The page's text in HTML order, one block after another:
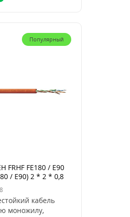
Популярный
FRHF FE180 / E90
/ E90) 2 * 2 * 0,8
кабель
моножилу,